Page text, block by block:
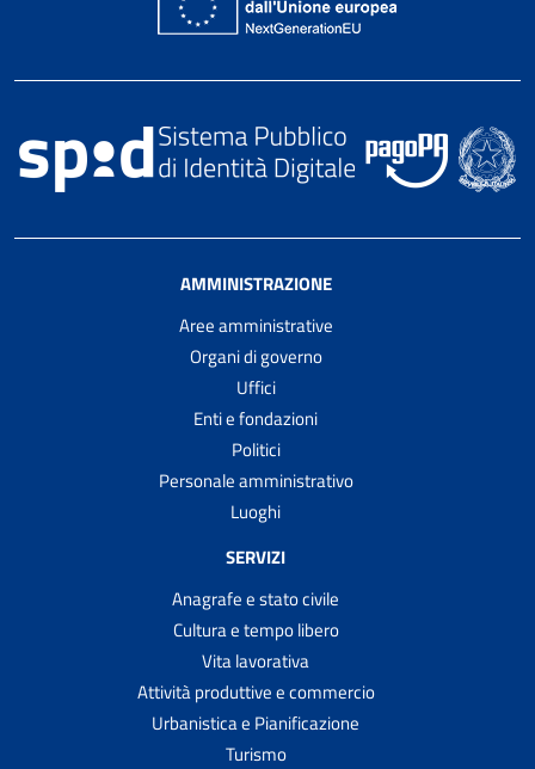
AMMINISTRAZIONE
Aree amministrative
Organi di governo
Uffici
Enti e fondazioni
Politici
Personale amministrativo
Luoghi
SERVIZI
Anagrafe e stato civile
Cultura e tempo libero
Vita lavorativa
Attività produttive e commercio
Urbanistica e Pianificazione
Turismo